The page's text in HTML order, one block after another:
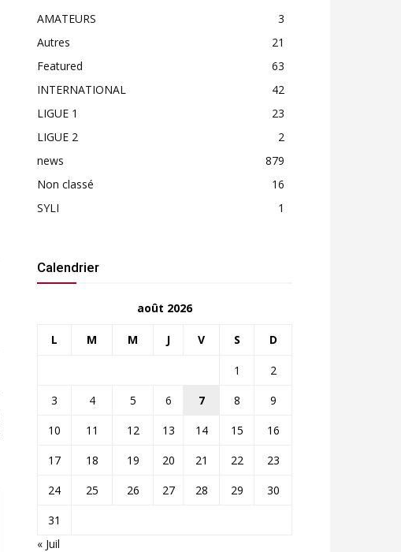
AMATEURS
3
Autres
21
Featured
63
INTERNATIONAL
42
LIGUE 1
23
LIGUE 2
2
news
879
Non classé
16
SYLI
1
Calendrier
août 2026
L M M J V S D
1
2
3
4 5 6 7 8
9
10
11 12 13 14 15
16
17
18 19 20 21 22
23
24
25 26 27 28 29
30
31
« Juil